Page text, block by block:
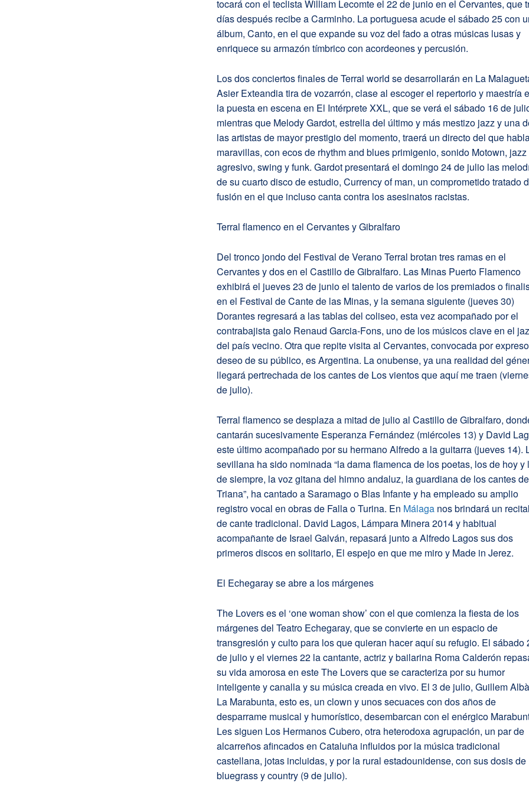
tocará con el teclista William Lecomte el 22 de junio en el Cervantes, que
días después recibe a Carminho. La portuguesa acude el sábado 25 con
álbum, Canto, en el que expande su voz del fado a otras músicas lusas y
enriquece su armazón tímbrico con acordeones y percusión.
Los dos conciertos finales de Terral world se desarrollarán en La
Asier Exteandia tira de vozarrón, clase al escoger el repertorio y maestría
la puesta en escena en El Intérprete XXL, que se verá el sábado 16 de
mientras que Melody Gardot, estrella del último y más mestizo jazz y una
las artistas de mayor prestigio del momento, traerá un directo del que
maravillas, con ecos de rhythm and blues primigenio, sonido Motown, jazz
agresivo, swing y funk. Gardot presentará el domingo 24 de julio las
de su cuarto disco de estudio, Currency of man, un comprometido tratado
fusión en el que incluso canta contra los asesinatos racistas.
Terral flamenco en el Cervantes y Gibralfaro
Del tronco jondo del Festival de Verano Terral brotan tres ramas en el
Cervantes y dos en el Castillo de Gibralfaro. Las Minas Puerto Flamenco
exhibirá el jueves 23 de junio el talento de varios de los premiados o
en el Festival de Cante de las Minas, y la semana siguiente (jueves 30)
Dorantes regresará a las tablas del coliseo, esta vez acompañado por el
contrabajista galo Renaud Garcia-Fons, uno de los músicos clave en el
del país vecino. Otra que repite visita al Cervantes, convocada por expreso
deseo de su público, es Argentina. La onubense, ya una realidad del
llegará pertrechada de los cantes de Los vientos que aquí me traen
de julio).
Terral flamenco se desplaza a mitad de julio al Castillo de Gibralfaro,
cantarán sucesivamente Esperanza Fernández (miércoles 13) y David
este último acompañado por su hermano Alfredo a la guitarra (jueves 14).
sevillana ha sido nominada “la dama flamenca de los poetas, los de hoy y
de siempre, la voz gitana del himno andaluz, la guardiana de los cantes de
Triana”, ha cantado a Saramago o Blas Infante y ha empleado su amplio
registro vocal en obras de Falla o Turina. En Málaga nos brindará un recital
de cante tradicional. David Lagos, Lámpara Minera 2014 y habitual
acompañante de Israel Galván, repasará junto a Alfredo Lagos sus dos
primeros discos en solitario, El espejo en que me miro y Made in Jerez.
El Echegaray se abre a los márgenes
The Lovers es el ‘one woman show’ con el que comienza la fiesta de los
márgenes del Teatro Echegaray, que se convierte en un espacio de
transgresión y culto para los que quieran hacer aquí su refugio. El sábado
de julio y el viernes 22 la cantante, actriz y bailarina Roma Calderón
su vida amorosa en este The Lovers que se caracteriza por su humor
inteligente y canalla y su música creada en vivo. El 3 de julio, Guillem
La Marabunta, esto es, un clown y unos secuaces con dos años de
desparrame musical y humorístico, desembarcan con el enérgico
Les siguen Los Hermanos Cubero, otra heterodoxa agrupación, un par de
alcarreños afincados en Cataluña influidos por la música tradicional
castellana, jotas incluidas, y por la rural estadounidense, con sus dosis de
bluegrass y country (9 de julio).